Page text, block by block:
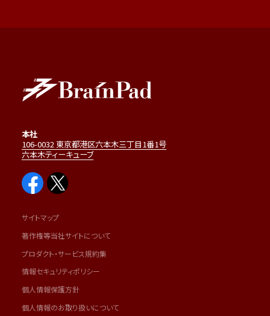
本社
106-0032 東京都港区六本木三丁目1番1号
六本木ティーキューブ
サイトマップ
著作権等当社サイトについて
プロダクト・サービス規約集
情報セキュリティポリシー
個人情報保護方針
個人情報のお取り扱いについて